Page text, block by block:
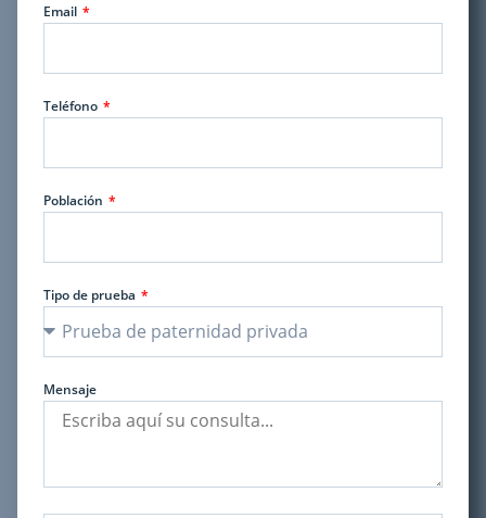
Email
Teléfono
Población
Tipo de prueba
Mensaje